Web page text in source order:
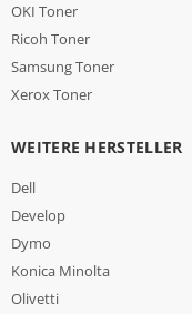
OKI Toner
Ricoh Toner
Samsung Toner
Xerox Toner
WEITERE HERSTELLER
Dell
Develop
Dymo
Konica Minolta
Olivetti